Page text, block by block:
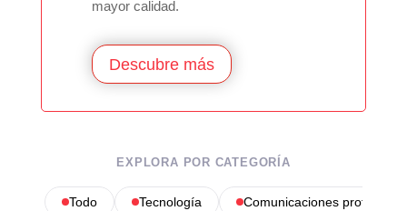
mayor calidad.
Descubre más
EXPLORA POR CATEGORÍA
Todo Tecnología Comunicaciones